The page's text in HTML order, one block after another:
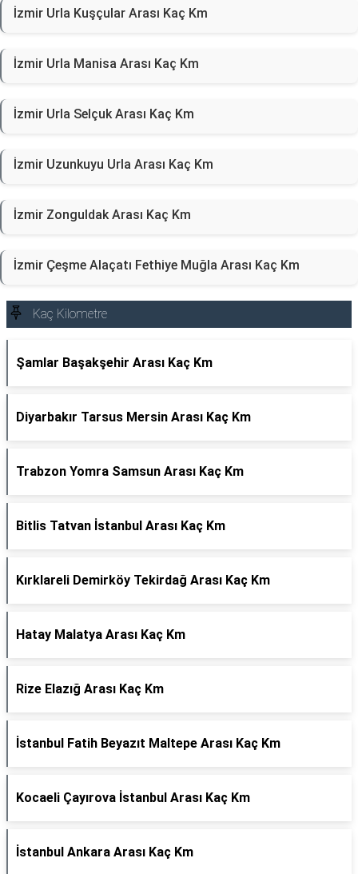
İzmir Urla Kuşçular Arası Kaç Km
İzmir Urla Manisa Arası Kaç Km
İzmir Urla Selçuk Arası Kaç Km
İzmir Uzunkuyu Urla Arası Kaç Km
İzmir Zonguldak Arası Kaç Km
İzmir Çeşme Alaçatı Fethiye Muğla Arası Kaç Km
Kaç Kilometre
Şamlar Başakşehir Arası Kaç Km
Diyarbakır Tarsus Mersin Arası Kaç Km
Trabzon Yomra Samsun Arası Kaç Km
Bitlis Tatvan İstanbul Arası Kaç Km
Kırklareli Demirköy Tekirdağ Arası Kaç Km
Hatay Malatya Arası Kaç Km
Rize Elazığ Arası Kaç Km
İstanbul Fatih Beyazıt Maltepe Arası Kaç Km
Kocaeli Çayırova İstanbul Arası Kaç Km
İstanbul Ankara Arası Kaç Km